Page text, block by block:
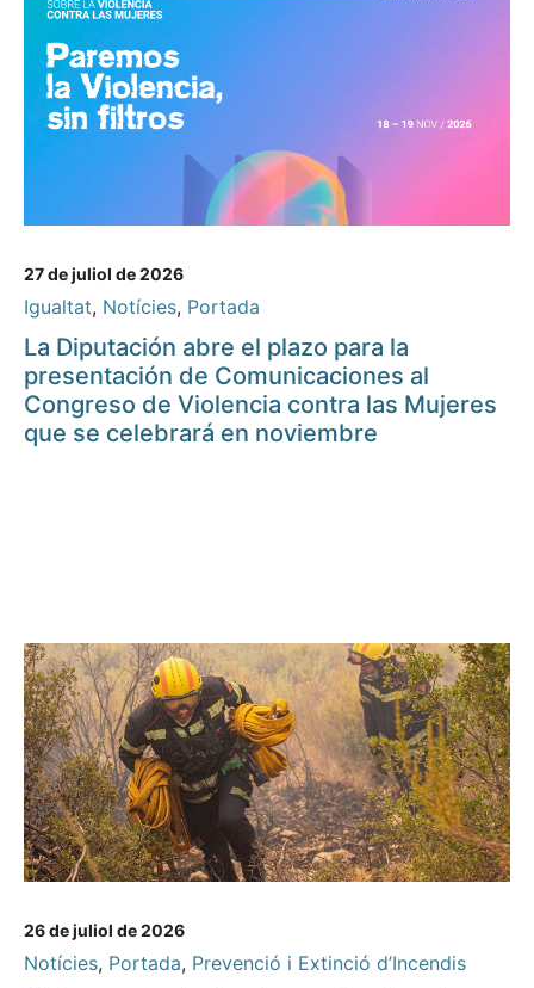
27 de juliol de 2026
Igualtat, Notícies, Portada
La Diputación abre el plazo para la
presentación de Comunicaciones al
Congreso de Violencia contra las Mujeres
que se celebrará en noviembre
26 de juliol de 2026
Notícies, Portada, Prevenció i Extinció d’Incendis